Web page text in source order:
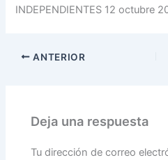
INDEPENDIENTES 12 octubre
ANTERIOR
Deja una respuesta
Tu dirección de correo